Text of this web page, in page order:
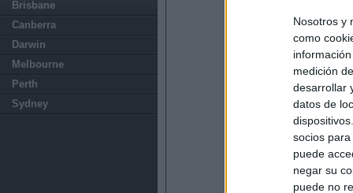
Nosotros y
como
medición
desarrollar
datos de
socios
puede
negar su
puede no
Brisbane
Canberra
Darwin
Melbourne
Perth
Sydney